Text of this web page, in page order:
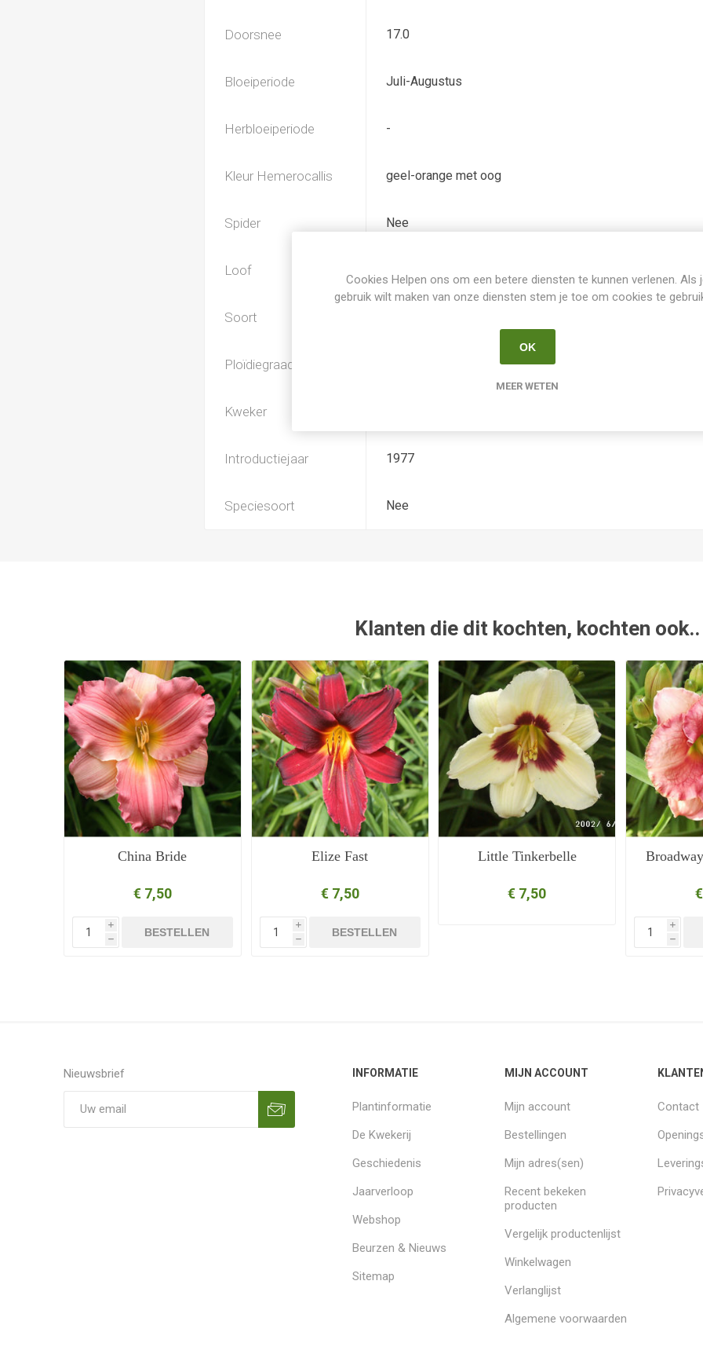
Doorsnee 17.0
Bloeiperiode Juli-Augustus
Herbloeiperiode -
Kleur Hemerocallis geel-orange met oog
Spider Nee
Loof
Soort
Ploïdiegraad
Kweker
Introductiejaar 1977
Speciesoort Nee
Klanten die dit kochten, kochten ook..
China Bride
€ 7,50
i
h
BESTELLEN
Elize Fast
€ 7,50
i
h
BESTELLEN
Little Tinkerbelle
€ 7,50
i
h
Nieuwsbrief INFORMATIE
Plantinformatie
De Kwekerij
Geschiedenis
Jaarverloop
Webshop
Beurzen & Nieuws
Sitemap
MIJN ACCOUNT
Mijn account
Bestellingen
Mijn adres(sen)
Recent bekeken
producten
Vergelijk productenlijst
Winkelwagen
Verlanglijst
Algemene voorwaarden
Contact
Cookies Helpen ons om een betere diensten te kunnen verlenen. Als
gebruik wilt maken van onze diensten stem je toe om cookies te
OK
MEER WETEN